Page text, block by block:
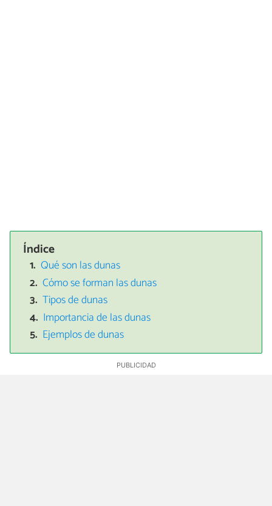
Índice
Qué son las dunas
Cómo se forman las dunas
Tipos de dunas
Importancia de las dunas
Ejemplos de dunas